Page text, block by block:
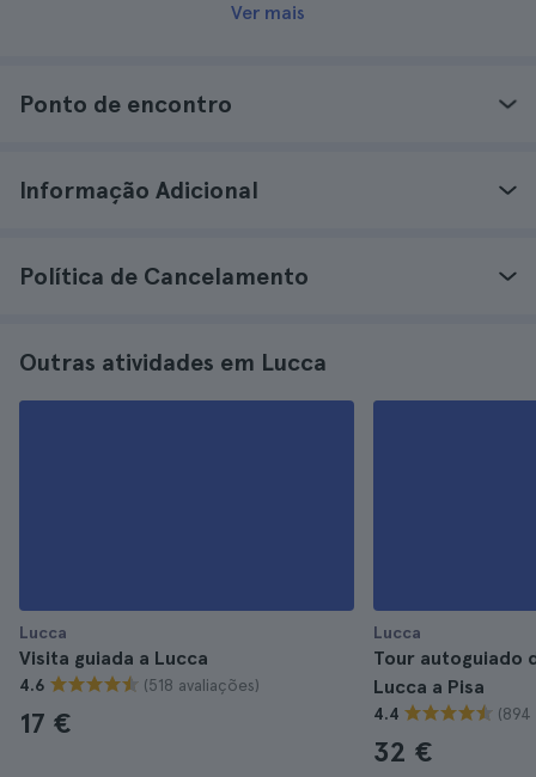
Ver mais
Ponto de encontro
Informação Adicional
Política de Cancelamento
Outras atividades em Lucca
Lucca
Visita guiada a Lucca
4.6 (518 avaliações)
17 €
Lucca
Tour autoguiado
Lucca a Pisa
4.4 (894
32 €